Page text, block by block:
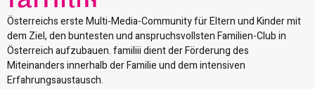
Österreichs erste Multi-Media-Community für Eltern und Kinder mit
dem Ziel, den buntesten und anspruchsvollsten Familien-Club in
Österreich aufzubauen. familiii dient der Förderung des
Miteinanders innerhalb der Familie und dem intensiven
Erfahrungsaustausch.